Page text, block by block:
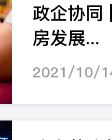
政企协同
房发展...
2021/10/